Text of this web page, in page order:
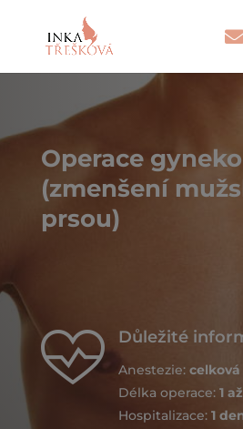
Operace
(zmenšení
prsou)
Důležité
Anestezie: celková
Délka operace: 1
Hospitalizace: 1